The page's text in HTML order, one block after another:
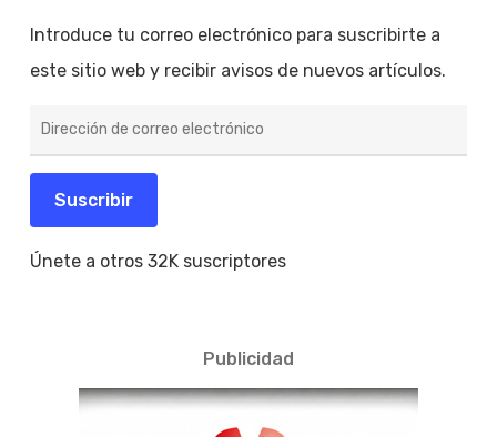
Introduce tu correo electrónico para suscribirte a
este sitio web y recibir avisos de nuevos artículos.
de
electrónico
Suscribir
Únete a otros 32K suscriptores
Publicidad